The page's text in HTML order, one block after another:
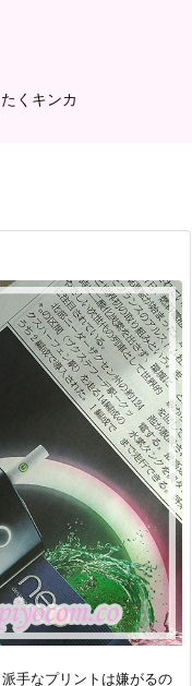
くキンカ
手なプリントは嫌がるの